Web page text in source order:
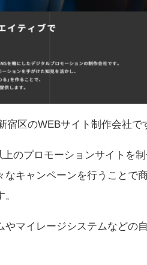
宿区のWEBサイト制作会社で
のプロモーションサイトを
キャンペーンを行うことで
マイレージシステムなどの